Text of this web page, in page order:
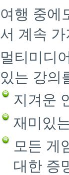
여행 중에
서 계속
멀티미디
있는 강의
지겨운
재미있
모든 게
대한 증